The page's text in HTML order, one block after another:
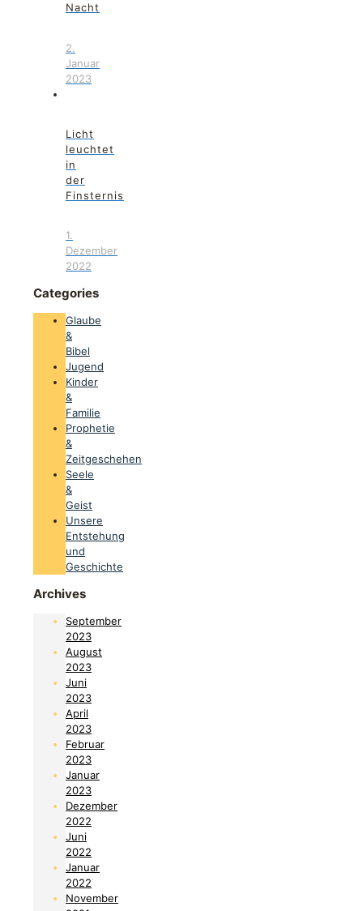
Nacht
2.
Januar
2023
Licht
leuchtet
in
der
Finsternis
1.
Dezember
2022
Categories
Glaube
&
Bibel
Jugend
Kinder
&
Familie
Prophetie
&
Zeitgeschehen
Seele
&
Geist
Unsere
Entstehung
und
Geschichte
Archives
September
2023
August
2023
Juni
2023
April
2023
Februar
2023
Januar
2023
Dezember
2022
Juni
2022
Januar
2022
November